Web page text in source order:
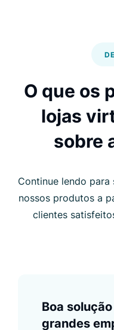
O que os
lojas
sobre
Continue lendo
nossos produtos a
clientes
Boa
grandes